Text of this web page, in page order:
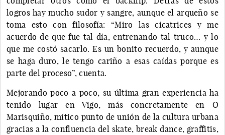
logros hay mucho sudor y sangre, aunque el arqueño se
toma esto con filosofía: “Miro las cicatrices y me
acuerdo de que fue tal día, entrenando tal truco… y lo
que me costó sacarlo. Es un bonito recuerdo, y aunque
se haga duro, le tengo cariño a esas caídas porque es
parte del proceso”, cuenta.
Mejorando poco a poco, su última gran experiencia ha
tenido lugar en Vigo, más concretamente en O
Marisquiño, mítico punto de unión de la cultura urbana
gracias a la confluencia del skate, break dance, graffitis,